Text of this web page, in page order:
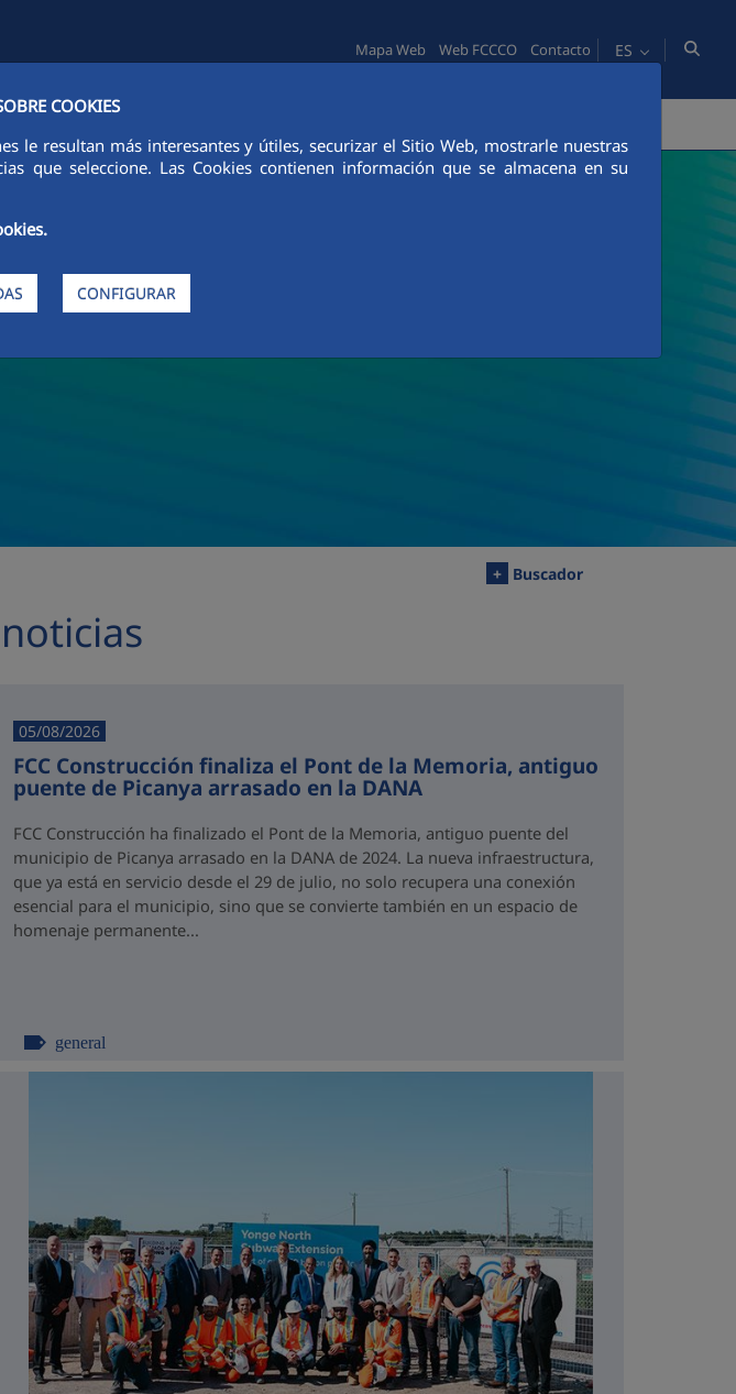
COOKIES
le resultan más interesantes y útiles, securizar el Sitio Web, mostrarle nuestras
que seleccione. Las Cookies contienen información que se almacena en su
CONFIGURAR
Mapa Web Web FCCCO Contacto ES
+ Buscador
05/08/2026
FCC Construcción finaliza el Pont de la Memoria, antiguo
puente de Picanya arrasado en la DANA
FCC Construcción ha finalizado el Pont de la Memoria, antiguo puente del
municipio de Picanya arrasado en la DANA de 2024. La nueva infraestructura,
que ya está en servicio desde el 29 de julio, no solo recupera una conexión
esencial para el municipio, sino que se convierte también en un espacio de
homenaje permanente...
general